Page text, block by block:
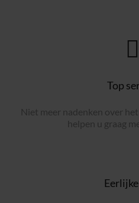
Top
Niet meer nadenken over
helpen u graag